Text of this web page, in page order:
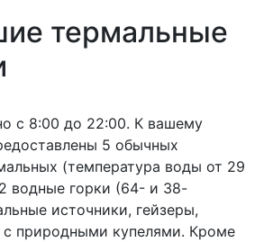
термальные
с 8:00 до 22:00. К вашему
5 обычных
(температура воды от 29
водные горки (64- и 38-
источники, гейзеры,
природными купелями. Кроме